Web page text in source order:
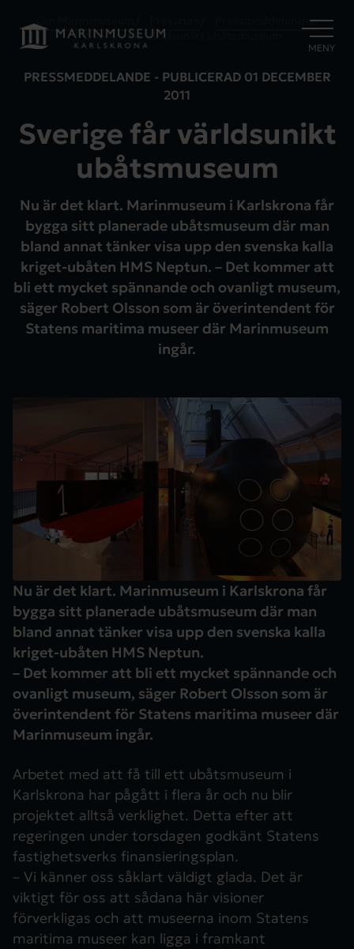
ÖPPNA
MENY
Pressmeddelanden
Sverige får världsunikt ubåtsmuseum
PRESSMEDDELANDE - PUBLICERAD 01 DECEMBER
2011
Sverige får världsunikt
ubåtsmuseum
Nu är det klart. Marinmuseum i Karlskrona får
bygga sitt planerade ubåtsmuseum där man
bland annat tänker visa upp den svenska kalla
kriget-ubåten HMS Neptun. – Det kommer att
bli ett mycket spännande och ovanligt museum,
säger Robert Olsson som är överintendent för
Statens maritima museer där Marinmuseum
ingår.
Nu är det klart. Marinmuseum i Karlskrona får
bygga sitt planerade ubåtsmuseum där man
bland annat tänker visa upp den svenska kalla
kriget-ubåten HMS Neptun.
– Det kommer att bli ett mycket spännande och
ovanligt museum, säger Robert Olsson som är
överintendent för Statens maritima museer där
Marinmuseum ingår.
Arbetet med att få till ett ubåtsmuseum i
Karlskrona har pågått i flera år och nu blir
projektet alltså verklighet. Detta efter att
regeringen under torsdagen godkänt Statens
fastighetsverks finansieringsplan.
– Vi känner oss såklart väldigt glada. Det är
viktigt för oss att sådana här visioner
förverkligas och att museerna inom Statens
maritima museer kan ligga i framkant